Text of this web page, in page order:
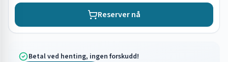
Reserver nå
Betal ved henting, ingen forskudd!